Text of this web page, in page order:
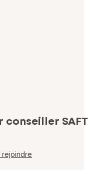
conseiller
rejoindre